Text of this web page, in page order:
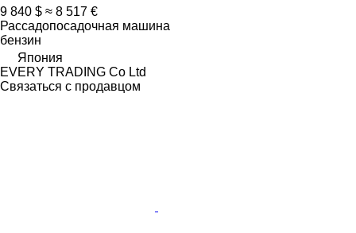
9 840 $ ≈ 8 517 €
Рассадопосадочная машина
бензин
Япония
EVERY TRADING Co Ltd
Связаться с продавцом